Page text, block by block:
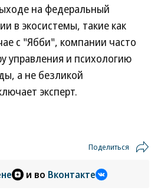
на федеральный
в экосистемы, такие как
с "Ябби", компании часто
управления и психологию
а не безликой
эксперт.
Поделиться
и во Вконтакте